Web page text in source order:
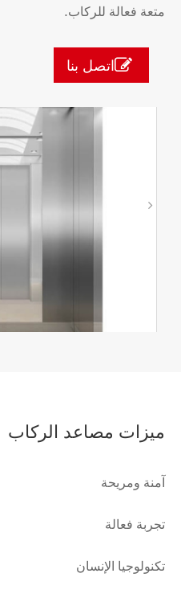
متعة فعالة للركاب.
اتصل بنا
ميزات مصاعد الركاب
آمنة ومريحة
تجربة فعالة
تكنولوجيا الإنسان